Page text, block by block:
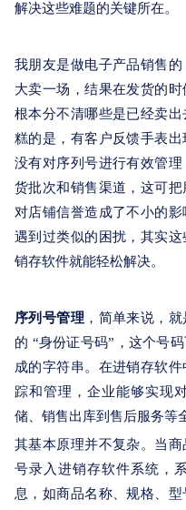
解决这些难题的关键所在。
我朋友是做电子产品销售
大卖一场，结果在发货的
根本分不清哪些是已经卖
糕的是，有客户反馈手表
没有对序列号进行有效管
货批次和销售渠道，这可
对店铺信誉造成了不小的
遇到过类似的困扰，其实
销存软件就能轻松解决。
序列号管理 ，简单来说，
的 “身份证号码”，这个号
成的字符串。在进销存软
踪和管理，企业能够实现
储、销售出库到售后服务等
其基本原理并不复杂。当
号录入进销存软件系统，
息，如商品名称、规格、